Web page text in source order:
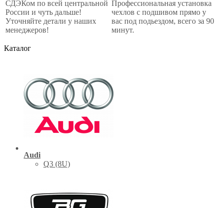
СДЭКом по всей центральной
России и чуть дальше!
Уточняйте детали у наших
менеджеров!
Профессиональная установка
чехлов с подшивом прямо у
вас под подьездом, всего за 90
минут.
Каталог
Audi
Q3 (8U)